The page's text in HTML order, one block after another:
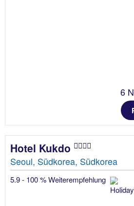
6
Hotel Kukdo
Seoul, Südkorea, Südkorea
5.9 - 100 % Weiterempfehlung